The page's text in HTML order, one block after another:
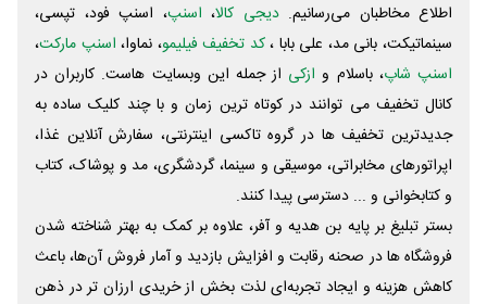
اطلاع مخاطبان می‌رسانیم. دیجی کالا، اسنپ، اسنپ فود، تپسی،
سینماتیکت، بانی مد، علی‌ بابا ،کد تخفیف فیلیمو، نماوا، اسنپ مارکت،
اسنپ شاپ، باسلام و ازکی از جمله این وبسایت ‌هاست. کاربران در
کانال تخفیف می توانند در کوتاه ترین زمان و با چند کلیک ساده به
جدیدترین تخفیف ها در گروه تاکسی اینترنتی، سفارش آنلاین غذا،
اپراتورهای مخابراتی، موسیقی و سینما، گردشگری، مد و پوشاک، کتاب
و کتابخوانی و ... دسترسی پیدا کنند.
بستر تبلیغ بر پایه بن هدیه و آفر، علاوه بر کمک به بهتر شناخته شدن
فروشگاه ها در صحنه رقابت و افزایش بازدید و آمار فروش آن‌ها، باعث
کاهش هزینه و ایجاد تجربه‌ای لذت بخش از خریدی ارزان تر در ذهن